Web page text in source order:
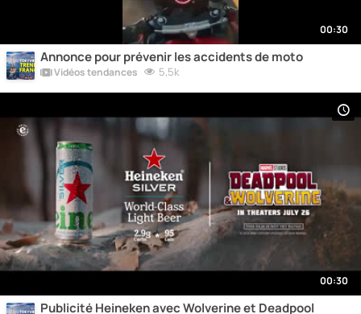
00:30
Annonce pour prévenir les accidents de moto
Vidéos tendances 5,5k
00:30
Publicité Heineken avec Wolverine et Deadpool